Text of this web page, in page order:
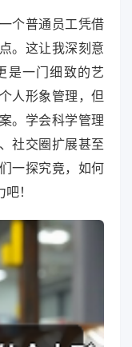
个普通员工凭借
。这让我深刻意
是一门细致的艺
人形象管理，但
。学会科学管理
社交圈扩展甚至
一探究竟，如何
！